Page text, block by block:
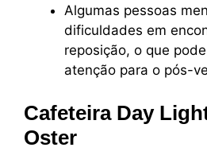
Algumas pessoas
dificuldades em
reposição, o que
atenção para o pós-
Cafeteira Day
Oster